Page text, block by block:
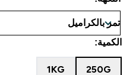
الكمية:
250G
1KG